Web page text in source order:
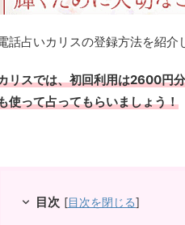
話占いカリスの登録方法を紹介
リスでは、初回利用は2600円
使って占ってもらいましょう！
目次 [目次を閉じる]